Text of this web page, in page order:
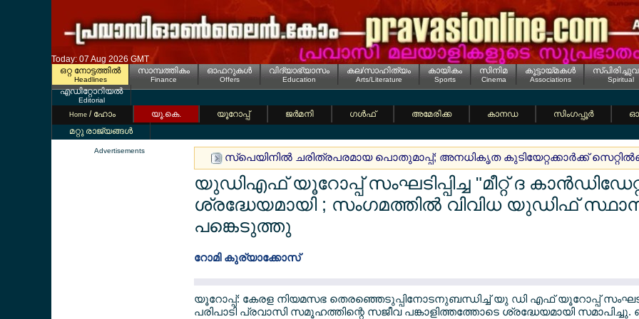
Today: 07 Aug 2026 GMT
ഒറ്റ നോട്ടത്തില്‍
Headlines
സാമ്പത്തികം
Finance
ഓഫറുകള്‍
Offers
വിദ്യാഭ്യാസം
Education
കല/സാഹിത്യം
Arts/Literature
കായികം
Sports
സിനിമ
Cinema
കൂട്ടായ്മകള്‍
Associations Spiritual
എഡിറ്റോറിയല്‍
Editorial
Home / ഹോം യൂ.കെ. യൂറോപ്പ് ജര്‍മനി ഗള്‍ഫ് അമേരിക്ക കാനഡ സിംഗപ്പൂര്‍
മറ്റു രാജ്യങ്ങള്‍
Advertisements
സ്പെയിനില്‍ ചരിത്രപരമായ പൊതുമാപ്പ്; അനധികൃത കുടിയേറ്റക്കാര്‍ക്ക്
യുഡിഎഫ് യൂറോപ്പ് സംഘടിപ്പിച്ച "മീറ്റ് ദ
ശ്രദ്ധേയമായി ; സംഗമത്തില്‍ വിവിധ യുഡിഫ്
പങ്കെടുത്തു
റോമി കുര്യാക്കോസ്
യൂറോപ്പ്: കേരള നിയമസഭ തെരഞ്ഞെടുപ്പിനോടനുബന്ധിച്ച് യു ഡി എഫ് യൂറോപ്പ്
പരിപാടി പ്രവാസി സമൂഹത്തിന്റെ സജീവ പങ്കാളിത്തത്തോടെ ശ്രദ്ധേയമായി